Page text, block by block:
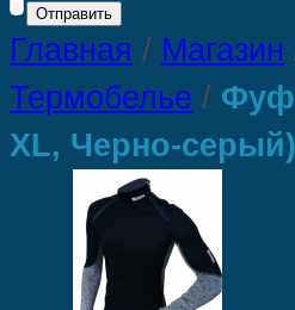
Главная / Магазин
Термобелье /
XL, Черно-серый)